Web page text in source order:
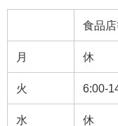
食品
月 休
火 6:00-
水 休